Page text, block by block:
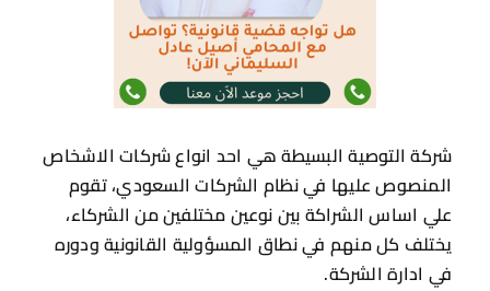
شركة التوصية البسيطة هي احد انواع شركات الاشخاص
المنصوص عليها في نظام الشركات السعودي، تقوم
علي اساس الشراكة بين نوعين مختلفين من الشركاء،
يختلف كل منهم في نطاق المسؤولية القانونية ودوره
في ادارة الشركة.